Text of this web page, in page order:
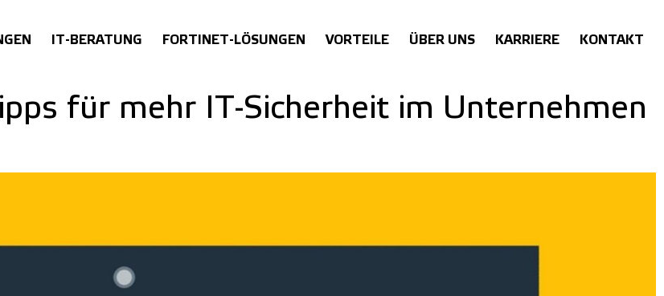
IT-BERATUNG FORTINET-LÖSUNGEN VORTEILE ÜBER UNS KARRIERE KONTAKT
für mehr IT-Sicherheit im Unternehmen